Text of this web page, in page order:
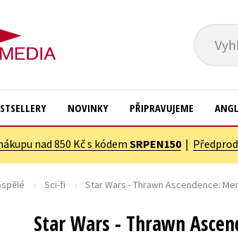
% Cestování
Dárkové publikace
Digitální fotografie
NOVINKY PŘIPRAVUJEME
nad 850 Kč s kódem SRPEN150|
Sci-fi Star Wars - Thrawn Ascendence:
Star Wars - Thrawn